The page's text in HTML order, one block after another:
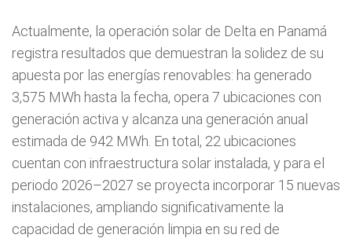
Actualmente, la operación solar de Delta en Panamá
registra resultados que demuestran la solidez de su
apuesta por las energías renovables: ha generado
3,575 MWh hasta la fecha, opera 7 ubicaciones con
generación activa y alcanza una generación anual
estimada de 942 MWh. En total, 22 ubicaciones
cuentan con infraestructura solar instalada, y para el
periodo 2026–2027 se proyecta incorporar 15 nuevas
instalaciones, ampliando significativamente la
capacidad de generación limpia en su red de